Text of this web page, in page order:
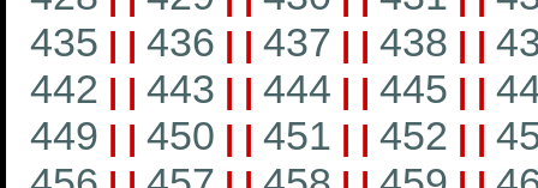
435 | | 436 | | 437 | | 438 | |
442 | | 443 | | 444 | | 445 | |
449 | | 450 | | 451 | | 452 | |